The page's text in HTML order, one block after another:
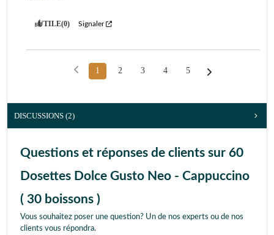
UTILE(0) Signaler
1 2 3 4 5
DISCUSSIONS (2)
Questions et réponses de clients sur 60
Dosettes Dolce Gusto Neo - Cappuccino
( 30 boissons )
Vous souhaitez poser une question? Un de nos experts ou de nos
clients vous répondra.